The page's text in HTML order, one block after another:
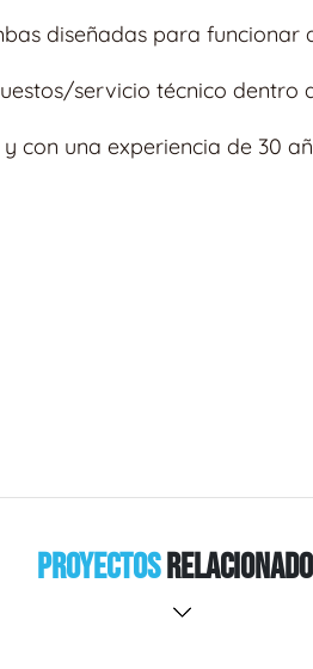
diseñadas para funcionar
servicio técnico dentro
con una experiencia de 30
Proyectos